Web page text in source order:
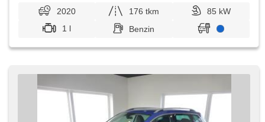
2020 176 tkm
85 kW
1 l
Benzin